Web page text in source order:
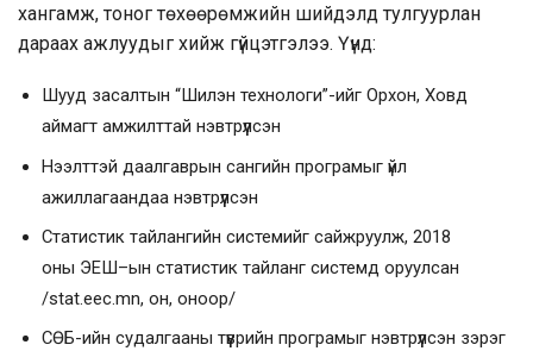
хангамж, тоног төхөөрөмжийн шийдэлд тулгуурлан
дараах ажлуудыг хийж гүйцэтгэлээ. Үүнд:
Шууд засалтын “Шилэн технологи”-ийг Орхон, Ховд
аймагт амжилттай нэвтрүүлсэн
Нээлттэй даалгаврын сангийн програмыг үйл
ажиллагаандаа нэвтрүүлсэн
Статистик тайлангийн системийг сайжруулж, 2018
оны ЭЕШ–ын статистик тайланг системд оруулсан
/stat.eec.mn, он, оноор/
СӨБ-ийн судалгааны түүврийн програмыг нэвтрүүлсэн зэрэг